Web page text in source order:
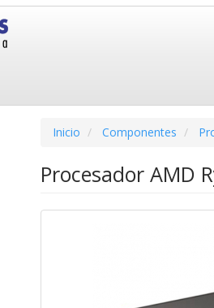
Inicio Componentes
Procesador AMD